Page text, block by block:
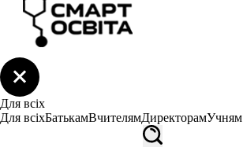
Для всіх
Для всіхБатькамВчителямДиректорамУчням